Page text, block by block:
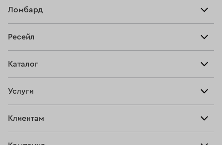
Ломбард
Тарифы
Ресейл
Купить
Прочие услуги
Каталог
Серьги
Услуги
Клиентам